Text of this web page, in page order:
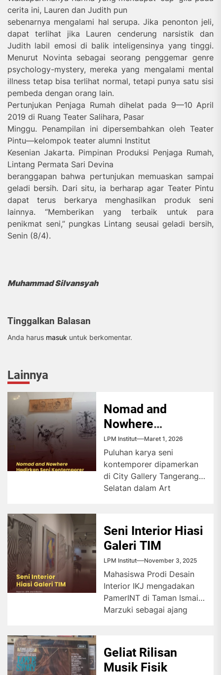
cerita ini, Lauren dan Judith pun
sebenarnya mengalami hal serupa. Jika penonton jeli,
dapat terlihat jika Lauren cenderung narsistik dan
Judith labil emosi di balik inteligensinya yang tinggi.
Menurut Novinta sebagai seorang penggemar genre
psychology-mystery, mereka yang mengalami mental
illness tetap bisa terlihat normal, tetapi punya satu sisi
pembeda dengan orang lain.
Pertunjukan Penjaga Rumah dihelat pada 9—10 April
2019 di Ruang Teater Salihara, Pasar
Minggu. Penampilan ini dipersembahkan oleh Teater
Pintu—kelompok teater alumni Institut
Kesenian Jakarta. Pimpinan Produksi Penjaga Rumah,
Lintang Permata Sari Devina
beranggapan bahwa pertunjukan memuaskan sampai
geladi bersih. Dari situ, ia berharap agar Teater Pintu
dapat terus berkarya menghasilkan produk seni
lainnya. “Memberikan yang terbaik untuk para
penikmat seni,” pungkas Lintang seusai geladi bersih,
Senin (8/4).
Muhammad Silvansyah
Tinggalkan Balasan
Anda harus masuk untuk berkomentar.
Lainnya
Nomad and
Nowhere
Hadirkan Seni
Kontemporer
LPM Institut Maret 1, 2026
Puluhan karya seni
kontemporer dipamerkan
di City Gallery Tangerang
Selatan dalam Art
mengajak pengunjung...
Seni Interior Hiasi
Galeri TIM
LPM Institut November 3, 2025
Mahasiswa Prodi Desain
Interior IKJ mengadakan
PamerINT di Taman Ismail
Marzuki sebagai ajang
Geliat Rilisan
Musik Fisik